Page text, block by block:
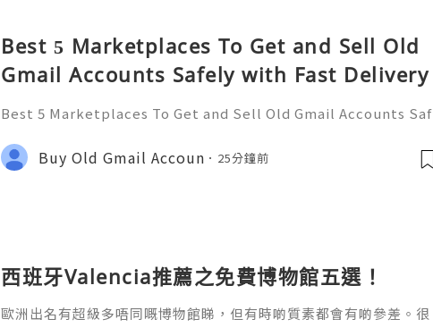
Best 5 Marketplaces To Get and Sell Old
Gmail Accounts Safely with Fast Delivery
in 2026
Best 5 Marketplaces To Get and Sell Old Gmail Accounts Saf
n Please Contact us : ☠️☠️➤Telegram: @usabestzone ☠️☠️➤W
hatsApp: +1 (612) 649-819
Buy Old Gmail Accoun 25分鐘前
西班牙Valencia推薦之免費博物館五選！
歐洲出名有超級多唔同嘅博物館睇，但有時啲質素都會有啲參差。很